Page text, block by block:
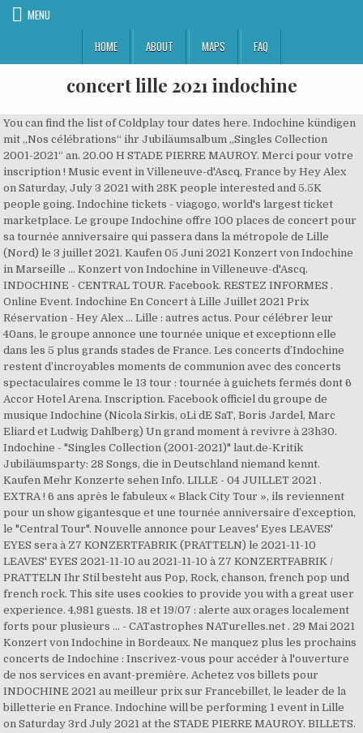
MENU
HOME
ABOUT MAPS FAQ
concert lille 2021 indochine
You can find the list of Coldplay tour dates here. Indochine kündigen
mit „Nos célébrations“ ihr Jubiläumsalbum „Singles Collection
2001-2021“ an. 20.00 H STADE PIERRE MAUROY. Merci pour votre
inscription ! Music event in Villeneuve-d'Ascq, France by Hey Alex
on Saturday, July 3 2021 with 28K people interested and 5.5K
people going. Indochine tickets - viagogo, world's largest ticket
marketplace. Le groupe Indochine offre 100 places de concert pour
sa tournée anniversaire qui passera dans la métropole de Lille
(Nord) le 3 juillet 2021. Kaufen 05 Juni 2021 Konzert von Indochine
in Marseille ... Konzert von Indochine in Villeneuve-d'Ascq.
INDOCHINE - CENTRAL TOUR. Facebook. RESTEZ INFORMES .
Online Event. Indochine En Concert à Lille Juillet 2021 Prix
Réservation - Hey Alex ... Lille : autres actus. Pour célébrer leur
40ans, le groupe annonce une tournée unique et exceptionn elle
dans les 5 plus grands stades de France. Les concerts d’Indochine
restent d’incroyables moments de communion avec des concerts
spectaculaires comme le 13 tour : tournée à guichets fermés dont 6
Accor Hotel Arena. Inscription. Facebook officiel du groupe de
musique Indochine (Nicola Sirkis, oLi dE SaT, Boris Jardel, Marc
Eliard et Ludwig Dahlberg) Un grand moment à revivre à 23h30.
Indochine - "Singles Collection (2001-2021)" laut.de-Kritik
Jubiläumsparty: 28 Songs, die in Deutschland niemand kennt.
Kaufen Mehr Konzerte sehen Info. LILLE - 04 JUILLET 2021 .
EXTRA ! 6 ans après le fabuleux « Black City Tour », ils reviennent
pour un show gigantesque et une tournée anniversaire d’exception,
le "Central Tour". Nouvelle annonce pour Leaves' Eyes LEAVES'
EYES sera à Z7 KONZERTFABRIK (PRATTELN) le 2021-11-10
LEAVES' EYES 2021-11-10 au 2021-11-10 à Z7 KONZERTFABRIK /
PRATTELN Ihr Stil besteht aus Pop, Rock, chanson, french pop und
french rock. This site uses cookies to provide you with a great user
experience. 4,981 guests. 18 et 19/07 : alerte aux orages localement
forts pour plusieurs ... - CATastrophes NATurelles.net . 29 Mai 2021
Konzert von Indochine in Bordeaux. Ne manquez plus les prochains
concerts de Indochine : Inscrivez-vous pour accéder à l'ouverture
de nos services en avant-première. Achetez vos billets pour
INDOCHINE 2021 au meilleur prix sur Francebillet, le leader de la
billetterie en France. Indochine will be performing 1 event in Lille
on Saturday 3rd July 2021 at the STADE PIERRE MAUROY. BILLETS.